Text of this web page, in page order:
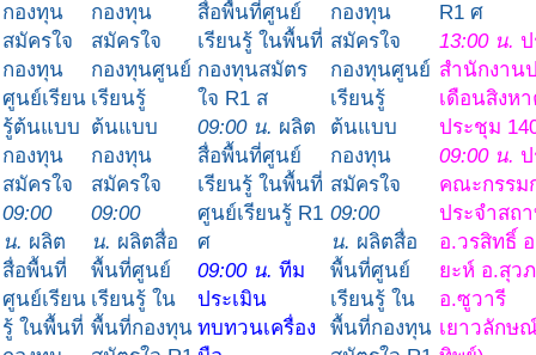
กองทุน
สมัครใจ
กองทุน
ศูนย์เรียน
รู้ต้นแบบ
กองทุน
สมัครใจ
09:00
น. ผลิต
สื่อพื้นที่
ศูนย์เรียน
รู้ ในพื้นที่
กองทุน
สมัครใจ
กองทุนศูนย์
เรียนรู้
ต้นแบบ
กองทุน
สมัครใจ
09:00
น. ผลิตสื่อ
พื้นที่ศูนย์
เรียนรู้ ใน
พื้นที่กองทุน
สื่อพื้นที่ศูนย์
เรียนรู้ ในพื้นที่
กองทุนสมัตร
ใจ R1 ส
09:00 น. ผลิต
สื่อพื้นที่ศูนย์
เรียนรู้ ในพื้นที่
ศูนย์เรียนรู้ R1
ศ
09:00 น. ทีม
ประเมิน
ทบทวนเครื่อง
กองทุน
สมัครใจ
กองทุนศูนย์
เรียนรู้
ต้นแบบ
กองทุน
สมัครใจ
09:00
น. ผลิตสื่อ
พื้นที่ศูนย์
เรียนรู้ ใน
พื้นที่กองทุน
R1 ศ
13:00 น.
สำนักงาน
เดือนสิงห
ประชุม
09:00 น.
คณะกรรม
ประจำสถ
อ.วรสิทธิ์
ยะห์ อ.สุว
อ.ซูวารี
เยาวลักษ